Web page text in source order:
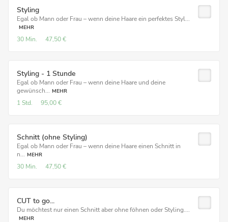
Styling
Egal ob Mann oder Frau – wenn deine Haare ein perfektes Styl...
MEHR
30 Min. 47,50 €
Styling - 1 Stunde
Egal ob Mann oder Frau – wenn deine Haare und deine
gewünsch... MEHR
1 Std. 95,00 €
Schnitt (ohne Styling)
Egal ob Mann oder Frau – wenn deine Haare einen Schnitt in
n... MEHR
30 Min. 47,50 €
CUT to go...
Du möchtest nur einen Schnitt aber ohne föhnen oder Styling....
MEHR